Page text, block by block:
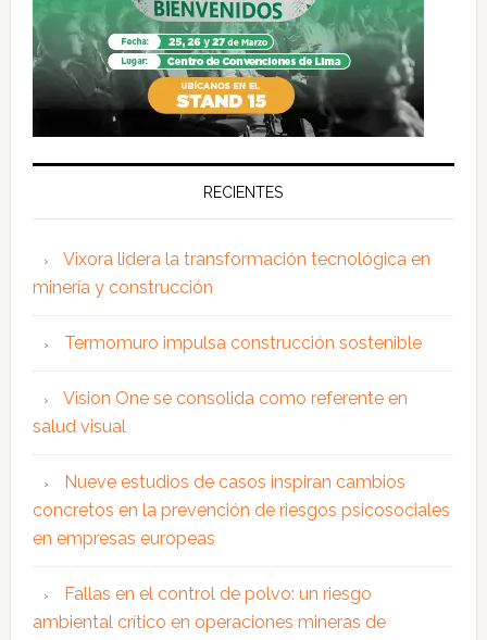
RECIENTES
Vixora lidera la transformación tecnológica en
minería y construcción
Termomuro impulsa construcción sostenible
Vision One se consolida como referente en
salud visual
Nueve estudios de casos inspiran cambios
concretos en la prevención de riesgos psicosociales
en empresas europeas
Fallas en el control de polvo: un riesgo
ambiental crítico en operaciones mineras de